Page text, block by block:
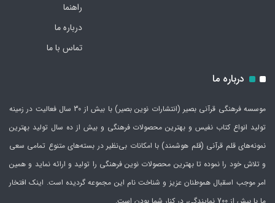
راهنما
درباره ما
تماس با ما
درباره ما
موسسه فرهنگی قرآنی بصیر (انتشارات نوین بصیر) با بیش از 30 سال فعالیت در زمینه
تولید انواع کتاب نفیس و بهترین محصولات فرهنگی و بیش از ده سال تولید بهترین
نمونه‌های قلم قرآنی (قلم هوشمند) با امکانات بی‌نظیر در بسته‌های متنوع تمامی سعی
و تلاش خود را نموده تا بهترین محصولات نوین فرهنگی را تولید و ارائه نماید و همین
امر موجب اسقبال هموطنان عزیز و شناخت نام این مجموعه گردیده است. اینک افتخار